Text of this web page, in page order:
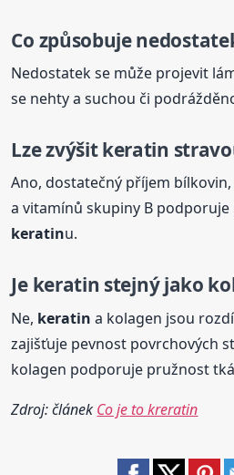
Co způsobuje
Nedostatek se může projevit
se nehty a suchou či
Lze zvýšitkeratin
Ano, dostatečný příjem bílkovin,
a vitamínů skupiny B
keratinu.
Je keratin stejný jako
Ne, keratin a kolagen jsou
zajišťuje pevnost povrchových
kolagen podporuje pružnost
Zdroj: článek Co je to kreratin